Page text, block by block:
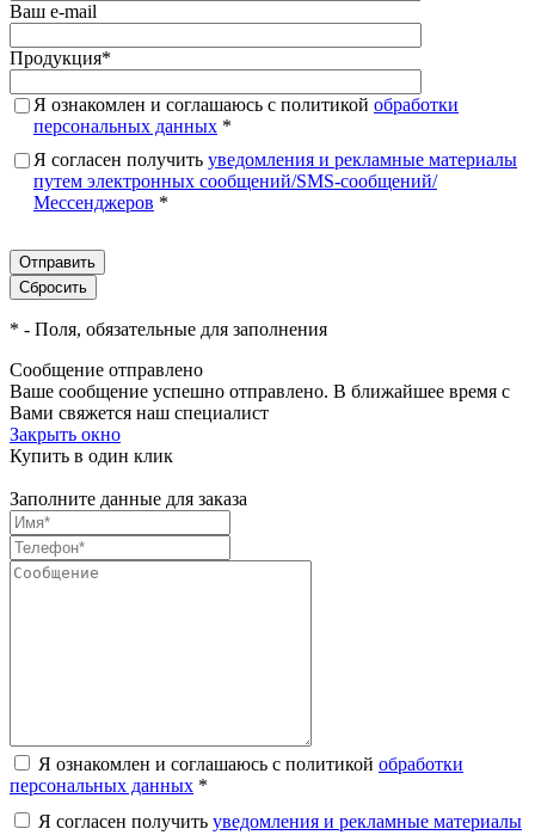
Ваш e-mail
Продукция*
Я ознакомлен и соглашаюсь с политикой обработки
персональных данных *
Я согласен получить уведомления и рекламные материалы
путем электронных сообщений/SMS-сообщений/
Мессенджеров *
* - Поля, обязательные для заполнения
Сообщение отправлено
Ваше сообщение успешно отправлено. В ближайшее время с
Вами свяжется наш специалист
Закрыть окно
Купить в один клик
Заполните данные для заказа
Я ознакомлен и соглашаюсь с политикой обработки
персональных данных *
Я согласен получить уведомления и рекламные материалы